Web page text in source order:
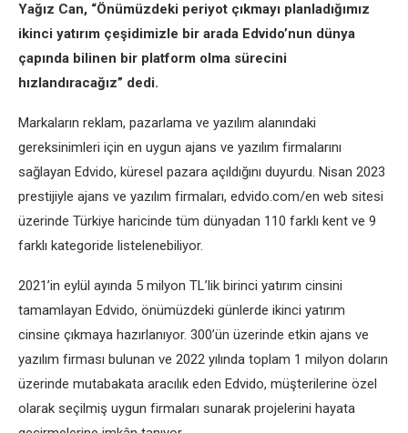
Yağız Can, “Önümüzdeki periyot çıkmayı planladığımız
ikinci yatırım çeşidimizle bir arada Edvido’nun dünya
çapında bilinen bir platform olma sürecini
hızlandıracağız” dedi.
Markaların reklam, pazarlama ve yazılım alanındaki
gereksinimleri için en uygun ajans ve yazılım firmalarını
sağlayan Edvido, küresel pazara açıldığını duyurdu. Nisan 2023
prestijiyle ajans ve yazılım firmaları, edvido.com/en web sitesi
üzerinde Türkiye haricinde tüm dünyadan 110 farklı kent ve 9
farklı kategoride listelenebiliyor.
2021’in eylül ayında 5 milyon TL’lik birinci yatırım cinsini
tamamlayan Edvido, önümüzdeki günlerde ikinci yatırım
cinsine çıkmaya hazırlanıyor. 300’ün üzerinde etkin ajans ve
yazılım firması bulunan ve 2022 yılında toplam 1 milyon doların
üzerinde mutabakata aracılık eden Edvido, müşterilerine özel
olarak seçilmiş uygun firmaları sunarak projelerini hayata